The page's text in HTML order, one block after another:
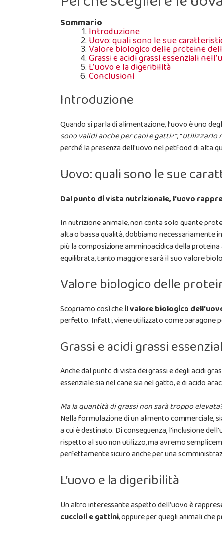
Sommario
Introduzione
Uovo: quali sono le sue
Valore biologico delle proteine
Grassi e acidi grassi essenziali
L’uovo e la digeribilità
Conclusioni
Introduzione
Quando si parla di alimentazione, l’uovo è uno
sono validi anche per cani e gatti?”; “Utilizzarlo
perché la presenza dell'uovo nel petfood di alta
Uovo: quali sono le sue
Dal punto di vista nutrizionale, l’uovo
In nutrizione animale, non conta solo quante
alta o bassa qualità, dobbiamo necessariamente
più la composizione amminoacidica della
equilibrata, tanto maggiore sarà il suo valore
Valore biologico delle
Scopriamo così cheil valore biologico
perfetto. Infatti, viene utilizzato come paragone
Grassi e acidi grassi
Anche dal punto di vista dei grassi e degli acidi
essenziale sia nel cane sia nel gatto, e di acido
Ma la quantità di grassi non sarà troppo
Nella formulazione di un alimento commerciale,
a cui è destinato. Di conseguenza, l'inclusione
rispetto al suo non utilizzo, ma avremo
perfettamente sicuro anche per una
L’uovo e la digeribilità
Un altro interessante aspetto dell’uovo è
cuccioli e gattini, oppure per quegli animali che